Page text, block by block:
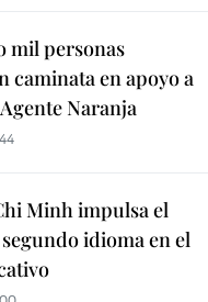
mil personas
caminata en apoyo a
Naranja
Minh impulsa el
idioma en el